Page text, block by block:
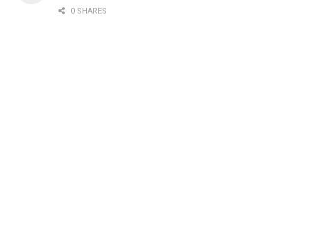
0 SHARES